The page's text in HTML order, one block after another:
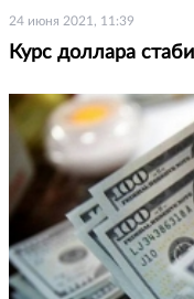
24 июня 2021, 11:39
Курс доллара